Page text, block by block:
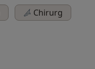
Chirurg